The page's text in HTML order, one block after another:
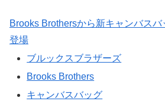
Brooks Brothersから新キャンバス
登場
ブルックスブラザーズ
Brooks Brothers
キャンバスバッグ